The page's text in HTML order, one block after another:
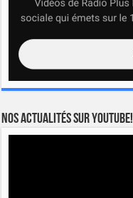
Nos actualités sur YOUTUBE!